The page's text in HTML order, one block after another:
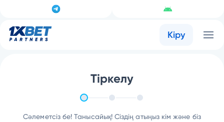
Кіру
Тіркелу
Сәлеметсіз бе! Танысайық! Сіздің атыңыз кім және біз